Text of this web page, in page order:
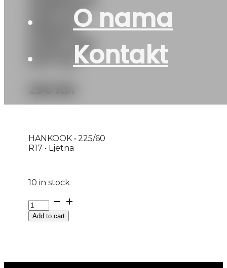
O nama
Kontakt
VENTUS
PRIME4
K135A 99V
DOT:26
HANKOOK • 225/60
R17 • Ljetna
10 in stock
GUMA
LJ/SUV
HANKOOK
Add to cart